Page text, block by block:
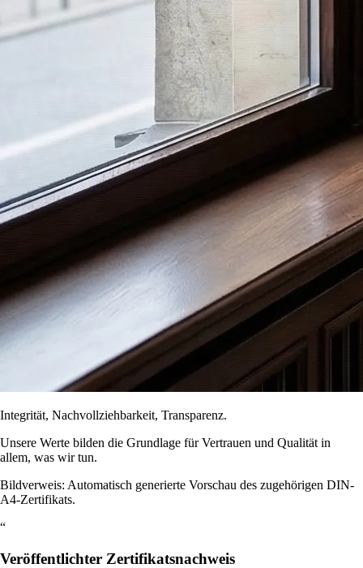
Integrität, Nachvollziehbarkeit, Transparenz.
Unsere Werte bilden die Grundlage für Vertrauen und Qualität in
allem, was wir tun.
Bildverweis: Automatisch generierte Vorschau des zugehörigen DIN-
A4-Zertifikats.
“
Veröffentlichter Zertifikatsnachweis